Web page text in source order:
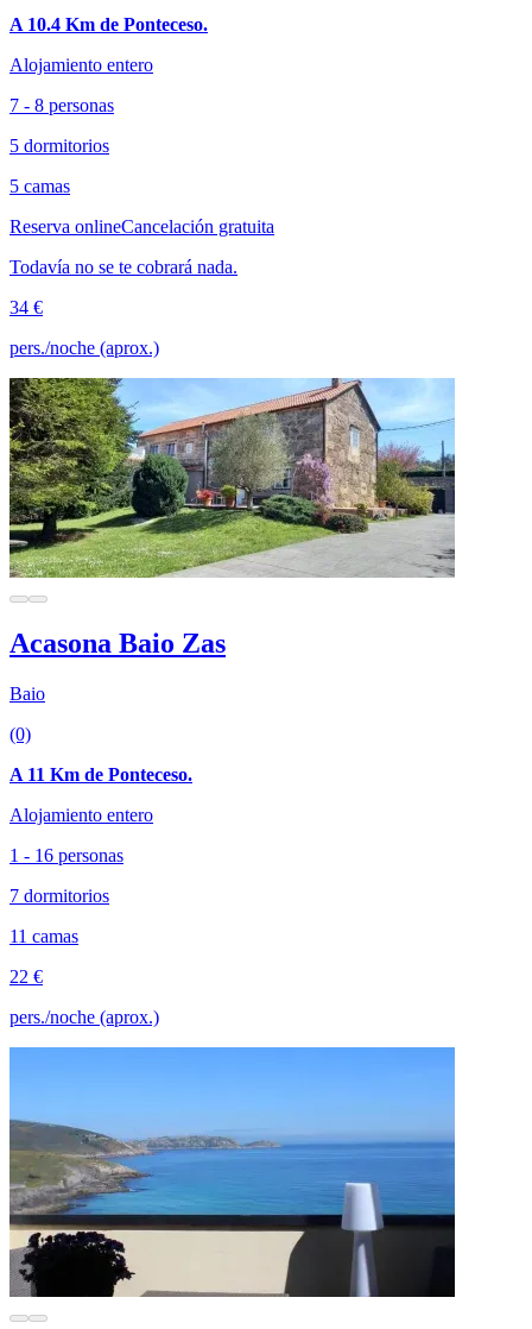
A 10.4 Km de Ponteceso.
Alojamiento entero
7 - 8 personas
5 dormitorios
5 camas
Reserva onlineCancelación gratuita
Todavía no se te cobrará nada.
34 €
pers./noche (aprox.)
Acasona Baio Zas
Baio
(0)
A 11 Km de Ponteceso.
Alojamiento entero
1 - 16 personas
7 dormitorios
11 camas
22 €
pers./noche (aprox.)